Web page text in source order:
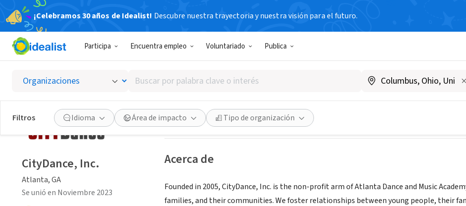
¡Celebramos 30 años de Idealist! Descubre nuestra trayectoria y nuestra visión para el futuro.
Participa Encuentra empleo Voluntariado Publica
Buscar
por
palabra
clave
o
interés
Filtros Idioma Área de impacto Tipo de organización
CityDance, Inc.
Atlanta, GA www.citydanceatlanta.org www.atlantadanceandmusic.com
Guardar Compartir
Acerca de
Founded in 2005, CityDance, Inc. is the non-profit arm of Atlanta Dance and Music
families, and their communities. We foster relationships between young people, their
CityDance, Inc.
Atlanta, GA
Se unió en Noviembre 2023